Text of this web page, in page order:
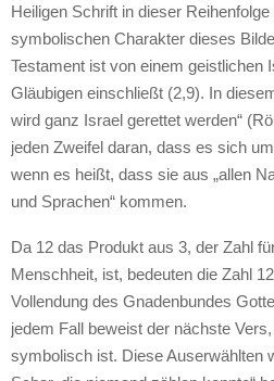
Heiligen Schrift in dieser
symbolischen Charakter dieses
Testament ist von einem geistlichen
Gläubigen einschließt (2,9). In
wird ganz Israel gerettet werden“
jeden Zweifel daran, dass es sich
wenn es heißt, dass sie aus „allen
und Sprachen“ kommen.
Da 12 das Produkt aus 3, der Zahl
Menschheit, ist, bedeuten die Zahl
Vollendung des Gnadenbundes
jedem Fall beweist der nächste
symbolisch ist. Diese Auserwählten